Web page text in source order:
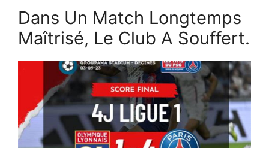
Dans Un Match Longtemps
Maîtrisé, Le Club A Souffert.